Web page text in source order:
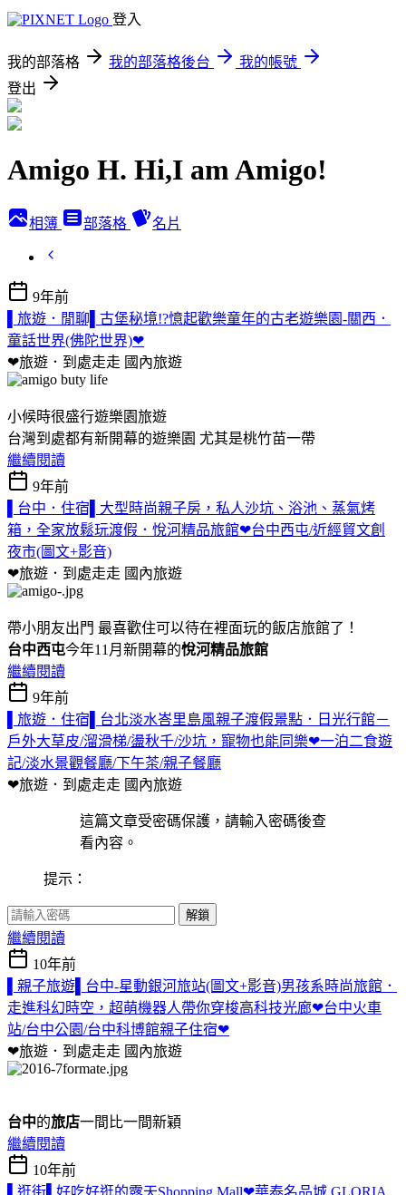
登入
我的部落格 我的部落格後台
我的帳號
登出
Amigo H. Hi,I am Amigo!
相簿 部落格 名片
9年前
▌旅遊．閒聊▌古堡秘境!?憶起歡樂童年的古老遊樂園-關西．
童話世界(佛陀世界)❤
❤旅遊．到處走走 國內旅遊
小候時很盛行遊樂園旅遊
台灣到處都有新開幕的遊樂園 尤其是桃竹苗一帶
繼續閱讀
9年前
▌台中．住宿▌大型時尚親子房，私人沙坑、浴池、蒸氣烤
箱，全家放鬆玩渡假．悅河精品旅館❤台中西屯/近經貿文創
夜市(圖文+影音)
❤旅遊．到處走走 國內旅遊
帶小朋友出門 最喜歡住可以待在裡面玩的飯店旅館了！
台中西屯今年11月新開幕的悅河精品旅館
繼續閱讀
9年前
▌旅遊．住宿▌台北淡水峇里島風親子渡假景點．日光行館－
戶外大草皮/溜滑梯/盪秋千/沙坑，寵物也能同樂❤一泊二食遊
記/淡水景觀餐廳/下午茶/親子餐廳
❤旅遊．到處走走 國內旅遊
這篇文章受密碼保護，請輸入密碼後查
看內容。
提示：
解鎖
繼續閱讀
10年前
▌親子旅遊▌台中-星動銀河旅站(圖文+影音)男孩系時尚旅館．
走進科幻時空，超萌機器人帶你穿梭高科技光廊❤台中火車
站/台中公園/台中科博館親子住宿❤
❤旅遊．到處走走 國內旅遊
台中的旅店一間比一間新穎
繼續閱讀
10年前
▌逛街▌好吃好逛的露天Shopping Mall❤華泰名品城 GLORIA